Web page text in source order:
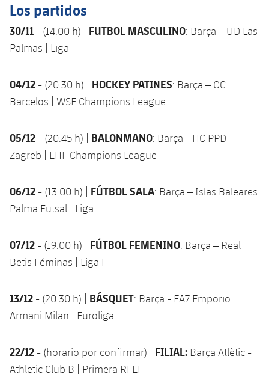
Jugadors
Fotos
Historia
Clasificaciones
Alevín
Actualidad
Calendario
Entradas
Clasificaciones
Fotos
Palmarés
Barça Atlètic
plusicon
más
Calendario
Jugadores
Actualidad
Junior
Infantil
Alevín
Campus Verano
PLUSICON
MÁS
Información general
plusicon
más
Noticias
Atletismo
plusicon
más
Masculino
Agenda
Actualidad
Calendario
Resultados
Clasificaciones
Hockey sobre hielo
plusicon
más
Jugadores
Calendario
Hockey hierba
plusicon
más
Noticias
Hockey Hierba Masculino
Patinaje artístico
Actualidad
Escuela de Patinaje
Los partidos
30/11 - (14.00 h) | FUTBOL MASCULINO: Barça – UD Las
Palmas | Liga
04/12 - (20.30 h) | HOCKEY PATINES: Barça – OC
Barcelos | WSE Champions League
05/12 - (20.45 h) | BALONMANO: Barça - HC PPD
Zagreb | EHF Champions League
06/12 - (13.00 h) | FÚTBOL SALA: Barça – Islas Baleares
Palma Futsal | Liga
07/12 - (19.00 h) | FÚTBOL FEMENINO: Barça – Real
Betis Féminas | Liga F
13/12 - (20.30 h) | BÁSQUET: Barça - EA7 Emporio
Armani Milan | Euroliga
22/12 - (horario por confirmar) | FILIAL: Barça Atlètic -
Athletic Club B | Primera RFEF